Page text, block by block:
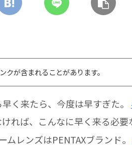
クが含まれることがあります。
く来たら、今度は早すぎた。
れば、こんなに早く来る必要
レンズはPENTAXブランド。